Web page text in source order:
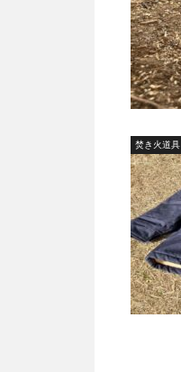
焚き火道具